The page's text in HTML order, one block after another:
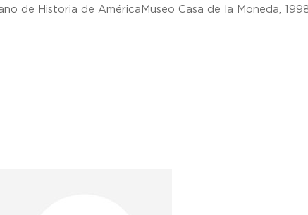
de Historia de AméricaMuseo Casa de la Moneda,